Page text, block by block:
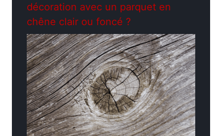
décoration avec un parquet en
chêne clair ou foncé ?